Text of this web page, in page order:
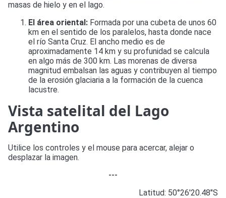
masas de hielo y en el lago.
El área oriental: Formada por una cubeta de unos 60
km en el sentido de los paralelos, hasta donde nace
el río Santa Cruz. El ancho medio es de
aproximadamente 14 km y su profunidad se calcula
en algo más de 300 km. Las morenas de diversa
magnitud embalsan las aguas y contribuyen al tiempo
de la erosión glaciaria a la formación de la cuenca
lacustre.
Vista satelital del Lago
Argentino
Utilice los controles y el mouse para acercar, alejar o
desplazar la imagen.
---
Latitud: 50°26'20.48"S